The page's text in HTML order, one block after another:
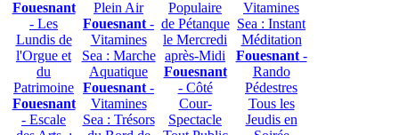
Fouesnant
- Les
Lundis de
l'Orgue et
du
Patrimoine
Fouesnant
- Escale
Plein Air
Fouesnant -
Vitamines
Sea : Marche
Aquatique
Fouesnant -
Vitamines
Sea : Trésors
Populaire
de Pétanque
le Mercredi
après-Midi
Fouesnant
- Côté
Cour-
Spectacle
Vitamines
Sea : Instant
Méditation
Fouesnant-
Rando
Pédestres
Tous les
Jeudis en